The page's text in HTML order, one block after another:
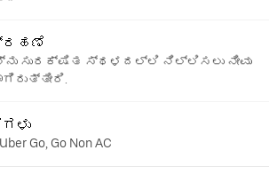
ಸುರಕ್ಷಿತ ಸ್ಥಳದಲ್ಲಿ ನಿಲ್ಲಿಸಲು ನೀವು
Go, Go Non AC